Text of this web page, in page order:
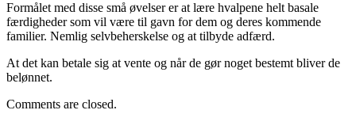
Formålet med disse små øvelser er at lære hvalpene helt basale
færdigheder som vil være til gavn for dem og deres kommende
familier. Nemlig selvbeherskelse og at tilbyde adfærd.
At det kan betale sig at vente og når de gør noget bestemt bliver de
belønnet.
Comments are closed.